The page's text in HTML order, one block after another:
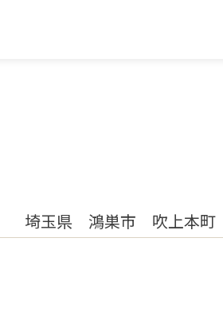
埼玉県 鴻巣市 吹上本町